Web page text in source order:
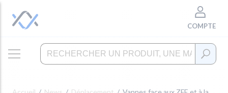
COMPTE